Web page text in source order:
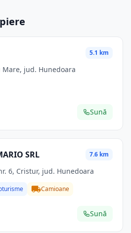
5.1 km
Mare, jud. Hunedoara
Sună
SRL 7.6 km
6, Cristur, jud. Hunedoara
Camioane
Sună